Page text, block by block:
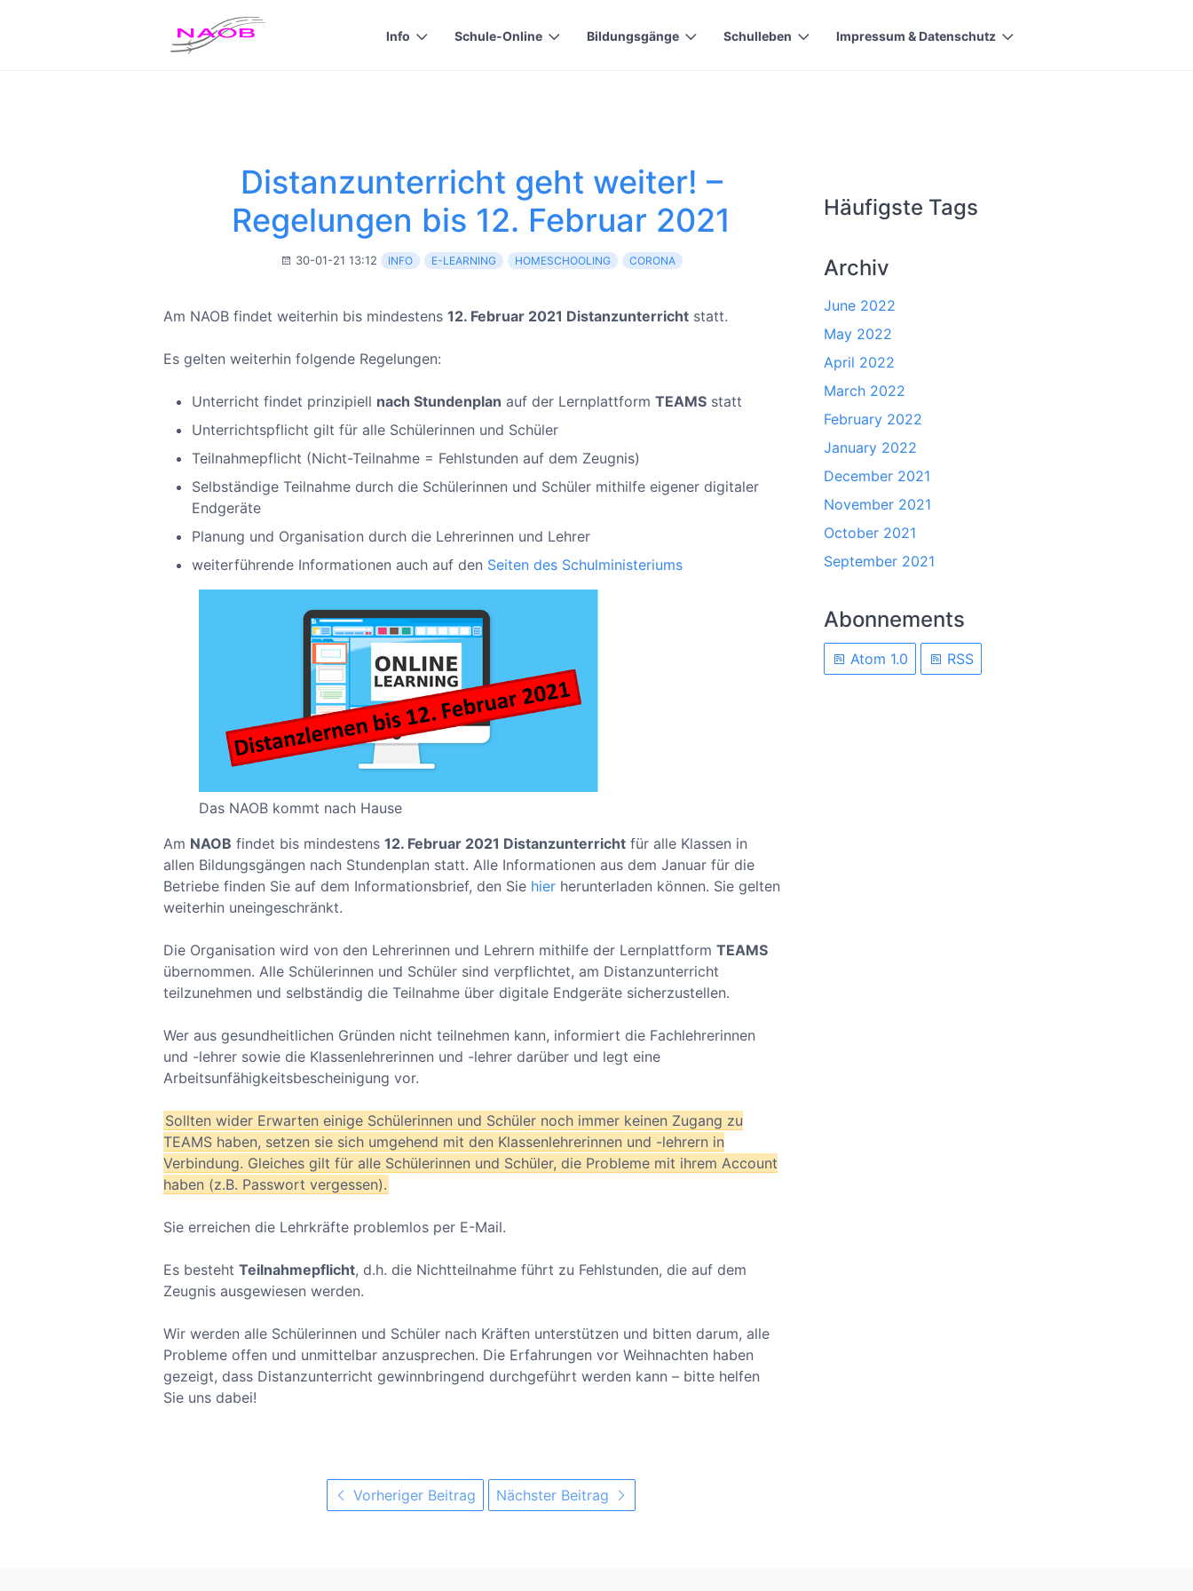
Info Schule-Online Bildungsgänge Schulleben Impressum & Datenschutz
Distanzunterricht geht weiter! –
Regelungen bis 12. Februar 2021
30-01-21 13:12 INFO E-LEARNING HOMESCHOOLING CORONA
Am NAOB findet weiterhin bis mindestens 12. Februar 2021 Distanzunterricht statt.
Es gelten weiterhin folgende Regelungen:
Unterricht findet prinzipiell nach Stundenplan auf der Lernplattform TEAMS statt
Unterrichtspflicht gilt für alle Schülerinnen und Schüler
Teilnahmepflicht (Nicht-Teilnahme = Fehlstunden auf dem Zeugnis)
Selbständige Teilnahme durch die Schülerinnen und Schüler mithilfe eigener digitaler
Endgeräte
Planung und Organisation durch die Lehrerinnen und Lehrer
weiterführende Informationen auch auf den Seiten des Schulministeriums
Das NAOB kommt nach Hause
Am NAOB findet bis mindestens 12. Februar 2021 Distanzunterricht für alle Klassen in
allen Bildungsgängen nach Stundenplan statt. Alle Informationen aus dem Januar für die
Betriebe finden Sie auf dem Informationsbrief, den Sie hier herunterladen können. Sie gelten
weiterhin uneingeschränkt.
Die Organisation wird von den Lehrerinnen und Lehrern mithilfe der Lernplattform TEAMS
übernommen. Alle Schülerinnen und Schüler sind verpflichtet, am Distanzunterricht
teilzunehmen und selbständig die Teilnahme über digitale Endgeräte sicherzustellen.
Wer aus gesundheitlichen Gründen nicht teilnehmen kann, informiert die Fachlehrerinnen
und -lehrer sowie die Klassenlehrerinnen und -lehrer darüber und legt eine
Arbeitsunfähigkeitsbescheinigung vor.
Sollten wider Erwarten einige Schülerinnen und Schüler noch immer keinen Zugang zu
TEAMS haben, setzen sie sich umgehend mit den Klassenlehrerinnen und -lehrern in
Verbindung. Gleiches gilt für alle Schülerinnen und Schüler, die Probleme mit ihrem Account
haben (z.B. Passwort vergessen).
Sie erreichen die Lehrkräfte problemlos per E-Mail.
Es besteht Teilnahmepflicht, d.h. die Nichtteilnahme führt zu Fehlstunden, die auf dem
Zeugnis ausgewiesen werden.
Wir werden alle Schülerinnen und Schüler nach Kräften unterstützen und bitten darum, alle
Probleme offen und unmittelbar anzusprechen. Die Erfahrungen vor Weihnachten haben
gezeigt, dass Distanzunterricht gewinnbringend durchgeführt werden kann – bitte helfen
Sie uns dabei!
Vorheriger Beitrag Nächster Beitrag
Häufigste Tags
Archiv
June 2022
May 2022
April 2022
March 2022
February 2022
January 2022
December 2021
November 2021
October 2021
September 2021
Abonnements
Atom 1.0 RSS